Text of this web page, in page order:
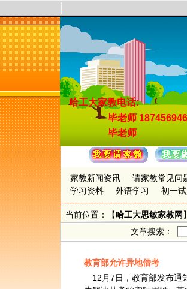
哈工大家教电话:
毕老师
毕老师
家教新闻资讯 请家教常见问
学习资料
外语学习 初一
当前位置：【哈工大思敏家教网
文章搜索：
教育部允许异地借考
12月7日，教育部发布通